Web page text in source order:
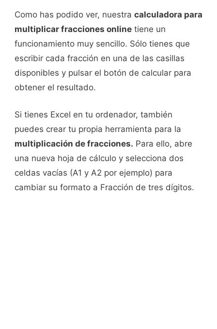
Como has podido ver, nuestra calculadora para
multiplicar fracciones online tiene un
funcionamiento muy sencillo. Sólo tienes que
escribir cada fracción en una de las casillas
disponibles y pulsar el botón de calcular para
obtener el resultado.
Si tienes Excel en tu ordenador, también
puedes crear tu propia herramienta para la
multiplicación de fracciones. Para ello, abre
una nueva hoja de cálculo y selecciona dos
celdas vacías (A1 y A2 por ejemplo) para
cambiar su formato a Fracción de tres dígitos.